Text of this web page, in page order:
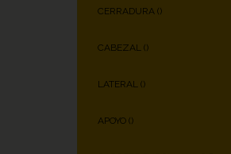
CERRADURA ()
CABEZAL ()
LATERAL ()
APOYO ()